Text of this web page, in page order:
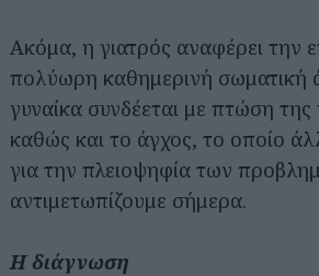
Ακόμα, η γιατρός αναφέρει την
πολύωρη καθημερινή σωματική
γυναίκα συνδέεται με πτώση της
καθώς και το άγχος, το οποίο
για την πλειοψηφία των
αντιμετωπίζουμε σήμερα.
Η διάγνωση